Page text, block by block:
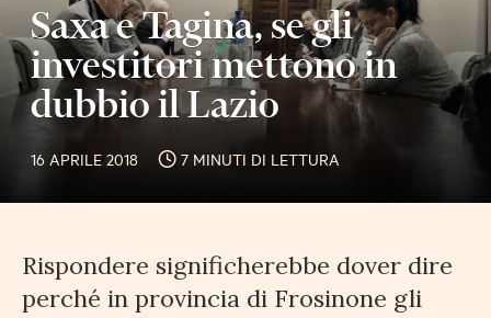
Saxa e Tagina, se gli
investitori mettono in
dubbio il Lazio
16 APRILE 2018 7 MINUTI DI LETTURA
Rispondere significherebbe dover dire
perché in provincia di Frosinone gli